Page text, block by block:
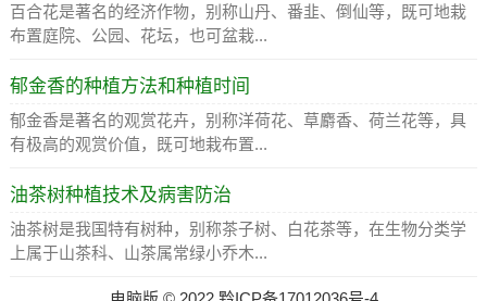
百合花是著名的经济作物，别称山丹、番韭、倒仙等，既可地栽
布置庭院、公园、花坛，也可盆栽...
郁金香的种植方法和种植时间
郁金香是著名的观赏花卉，别称洋荷花、草麝香、荷兰花等，具
有极高的观赏价值，既可地栽布置...
油茶树种植技术及病害防治
油茶树是我国特有树种，别称茶子树、白花茶等，在生物分类学
上属于山茶科、山茶属常绿小乔木...